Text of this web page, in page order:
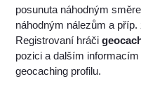
posunuta náhodným
náhodným nálezům a
Registrovaní hráči
pozici a dalším
geocaching profilu.